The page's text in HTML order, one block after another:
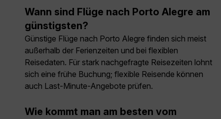
Wann sind Flüge nach Porto Alegre am
günstigsten?
Günstige Flüge nach Porto Alegre finden sich meist
außerhalb der Ferienzeiten und bei flexiblen
Reisedaten. Für stark nachgefragte Reisezeiten lohnt
sich eine frühe Buchung; flexible Reisende können
auch Last-Minute-Angebote prüfen.
Wie kommt man am besten vom